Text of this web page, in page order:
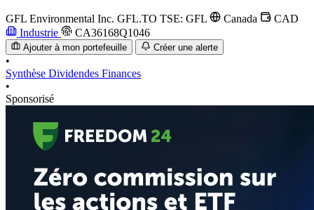
GFL Environmental Inc. GFL.TO TSE: GFL Canada
CAD
Industrie
CA36168Q1046
Ajouter à mon portefeuille Créer une alerte
•
Synthèse Dividendes Finances
•
Sponsorisé